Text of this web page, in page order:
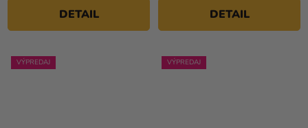
DETAIL DETAIL
VÝPREDAJ VÝPREDAJ